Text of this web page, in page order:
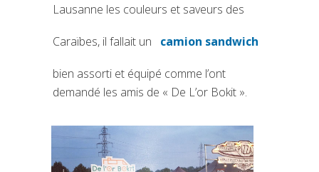
Lausanne les couleurs et saveurs des
Caraïbes, il fallait un camion sandwich
(si apre in una
bien assorti et équipé comme l’ont
demandé les amis de « De L’or Bokit ».